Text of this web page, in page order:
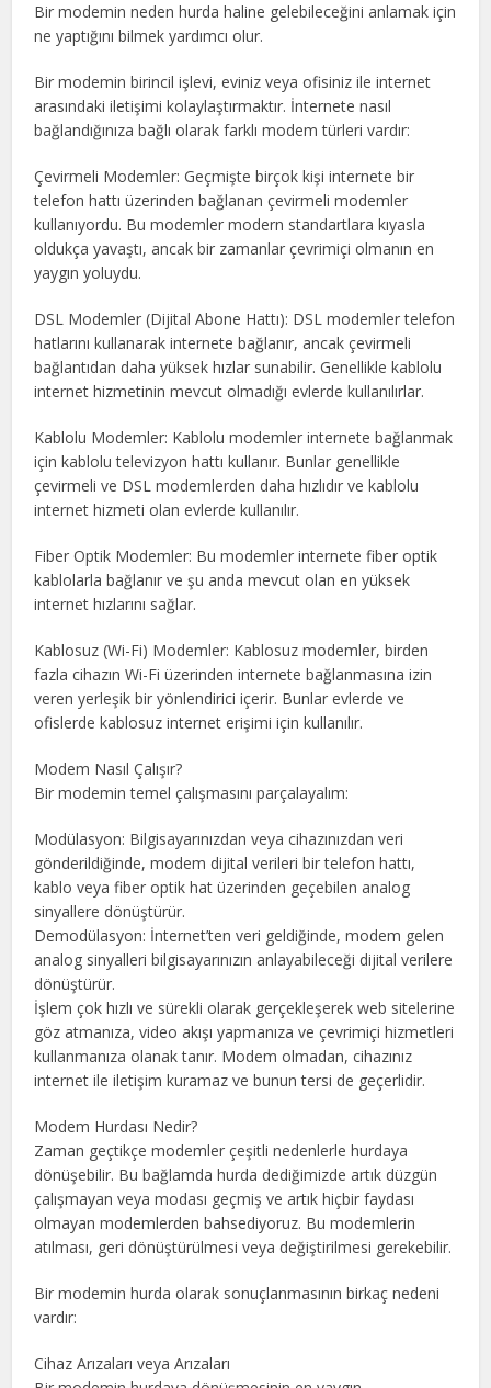
Bir modemin neden hurda haline gelebileceğini anlamak için
ne yaptığını bilmek yardımcı olur.
Bir modemin birincil işlevi, eviniz veya ofisiniz ile internet
arasındaki iletişimi kolaylaştırmaktır. İnternete nasıl
bağlandığınıza bağlı olarak farklı modem türleri vardır:
Çevirmeli Modemler: Geçmişte birçok kişi internete bir
telefon hattı üzerinden bağlanan çevirmeli modemler
kullanıyordu. Bu modemler modern standartlara kıyasla
oldukça yavaştı, ancak bir zamanlar çevrimiçi olmanın en
yaygın yoluydu.
DSL Modemler (Dijital Abone Hattı): DSL modemler telefon
hatlarını kullanarak internete bağlanır, ancak çevirmeli
bağlantıdan daha yüksek hızlar sunabilir. Genellikle kablolu
internet hizmetinin mevcut olmadığı evlerde kullanılırlar.
Kablolu Modemler: Kablolu modemler internete bağlanmak
için kablolu televizyon hattı kullanır. Bunlar genellikle
çevirmeli ve DSL modemlerden daha hızlıdır ve kablolu
internet hizmeti olan evlerde kullanılır.
Fiber Optik Modemler: Bu modemler internete fiber optik
kablolarla bağlanır ve şu anda mevcut olan en yüksek
internet hızlarını sağlar.
Kablosuz (Wi-Fi) Modemler: Kablosuz modemler, birden
fazla cihazın Wi-Fi üzerinden internete bağlanmasına izin
veren yerleşik bir yönlendirici içerir. Bunlar evlerde ve
ofislerde kablosuz internet erişimi için kullanılır.
Modem Nasıl Çalışır?
Bir modemin temel çalışmasını parçalayalım:
Modülasyon: Bilgisayarınızdan veya cihazınızdan veri
gönderildiğinde, modem dijital verileri bir telefon hattı,
kablo veya fiber optik hat üzerinden geçebilen analog
sinyallere dönüştürür.
Demodülasyon: İnternet’ten veri geldiğinde, modem gelen
analog sinyalleri bilgisayarınızın anlayabileceği dijital verilere
dönüştürür.
İşlem çok hızlı ve sürekli olarak gerçekleşerek web sitelerine
göz atmanıza, video akışı yapmanıza ve çevrimiçi hizmetleri
kullanmanıza olanak tanır. Modem olmadan, cihazınız
internet ile iletişim kuramaz ve bunun tersi de geçerlidir.
Modem Hurdası Nedir?
Zaman geçtikçe modemler çeşitli nedenlerle hurdaya
dönüşebilir. Bu bağlamda hurda dediğimizde artık düzgün
çalışmayan veya modası geçmiş ve artık hiçbir faydası
olmayan modemlerden bahsediyoruz. Bu modemlerin
atılması, geri dönüştürülmesi veya değiştirilmesi gerekebilir.
Bir modemin hurda olarak sonuçlanmasının birkaç nedeni
vardır:
Cihaz Arızaları veya Arızaları